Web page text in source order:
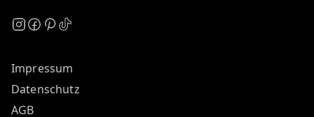
Impressum
Datenschutz
AGB